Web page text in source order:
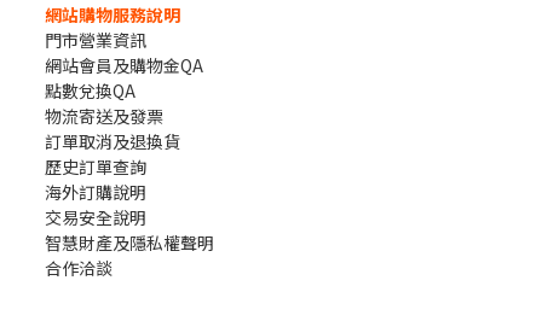
網站購物服務說明
門市營業資訊
網站會員及購物金QA
點數兌換QA
物流寄送及發票
訂單取消及退換貨
歷史訂單查詢
海外訂購說明
交易安全說明
智慧財產及隱私權聲明
合作洽談